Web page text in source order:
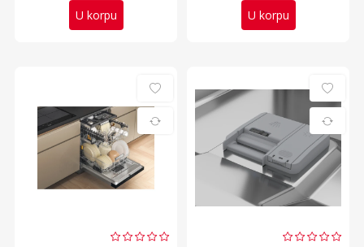
U korpu U korpu